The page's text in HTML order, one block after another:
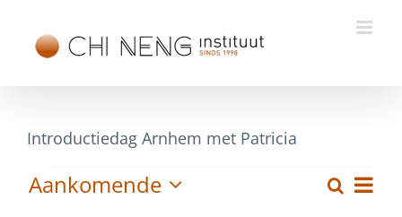
inhoud
Introductiedag Arnhem met Patricia
Evenementen Zoeken
Aankomende